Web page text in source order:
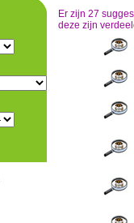
Er zijn 27
deze zijn